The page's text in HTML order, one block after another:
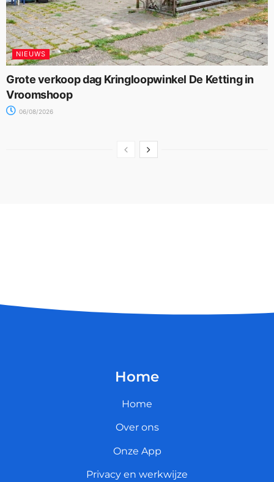
NIEUWS
Grote verkoop dag Kringloopwinkel De Ketting in
Vroomshoop
06/08/2026
Home
Home
Over ons
Onze App
Privacy en werkwijze